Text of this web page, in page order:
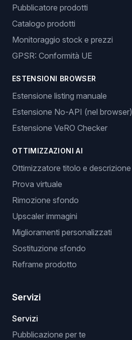
Pubblicatore prodotti
Catalogo prodotti
Monitoraggio stock e prezzi
GPSR: Conformità UE
ESTENSIONI BROWSER
Estensione listing manuale
Estensione No-API (nel browser)
Estensione VeRO Checker
OTTIMIZZAZIONI AI
Ottimizzatore titolo e descrizione
Prova virtuale
Rimozione sfondo
Upscaler immagini
Miglioramenti personalizzati
Sostituzione sfondo
Reframe prodotto
Servizi
Servizi
Pubblicazione per te